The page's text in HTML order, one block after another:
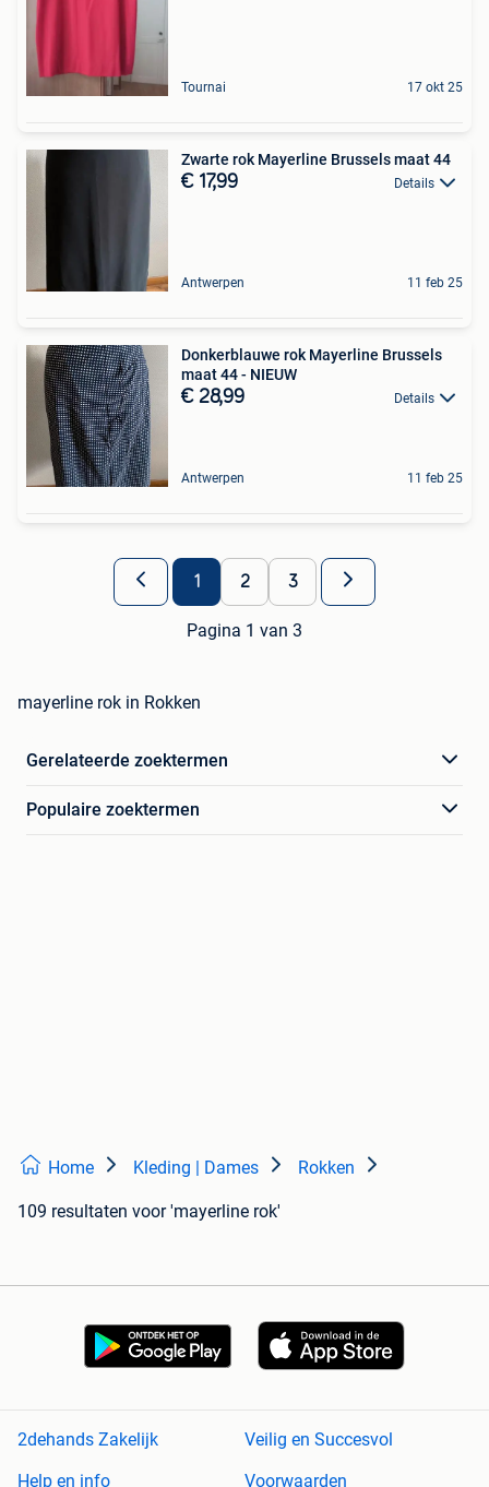
Tournai 17 okt 25
Zwarte rok Mayerline Brussels maat 44
€ 17,99 Details
Antwerpen 11 feb 25
Donkerblauwe rok Mayerline Brussels
maat 44 - NIEUW
€ 28,99 Details
Antwerpen 11 feb 25
1 2 3
Pagina 1 van 3
mayerline rok in Rokken
Gerelateerde zoektermen
Populaire zoektermen
Home Kleding | Dames Rokken
109 resultaten voor 'mayerline rok'
2dehands Zakelijk
Veilig en Succesvol
Help en info
Voorwaarden